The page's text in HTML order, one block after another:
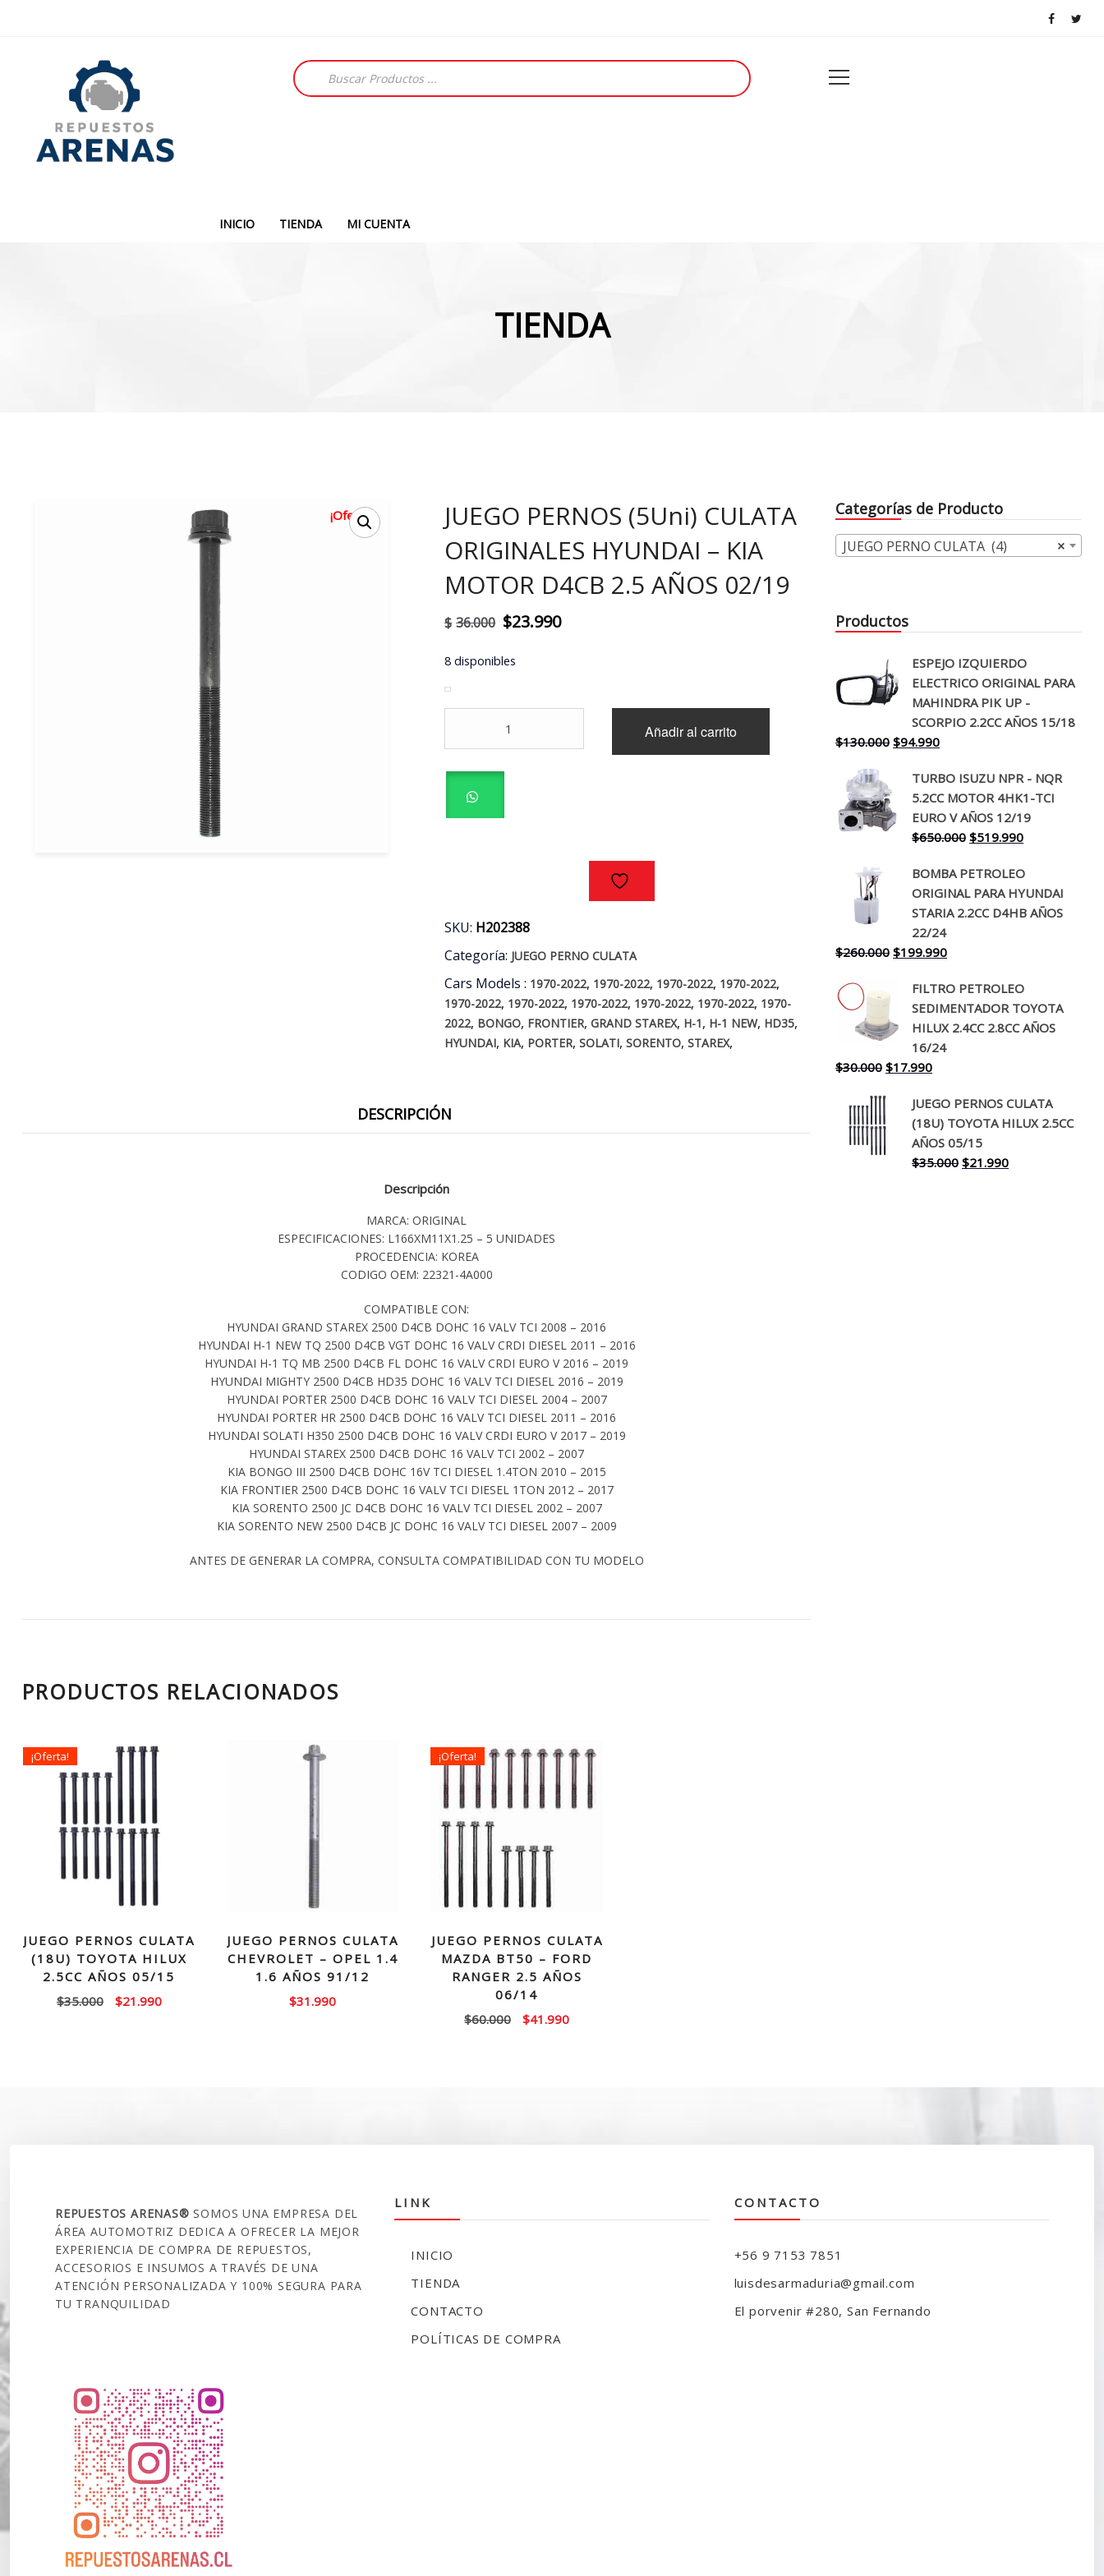
Búsqueda
de
productos
INICIO TIENDA MI CUENTA
TIENDA
¡Oferta!
JUEGO PERNOS (5Uni) CULATA
ORIGINALES HYUNDAI – KIA
MOTOR D4CB 2.5 AÑOS 02/19
$ 36.000 El
$36.000.
$23.990El
8 disponibles
(5Uni)
CULATA
HYUNDAI
-
02/19
Añadir al carrito
SKU: H202388
Categoría: JUEGO PERNO CULATA
Cars Models : 1970-2022, 1970-2022, 1970-2022, 1970-2022,
1970-2022, 1970-2022, 1970-2022, 1970-2022, 1970-2022, 1970-
2022, BONGO, FRONTIER,GRAND STAREX, H-1, H-1 NEW, HD35,
HYUNDAI, KIA, PORTER,SOLATI,SORENTO,STAREX,
DESCRIPCIÓN
Descripción
MARCA: ORIGINAL
ESPECIFICACIONES: L166XM11X1.25 – 5 UNIDADES
PROCEDENCIA: KOREA
CODIGO OEM: 22321-4A000
COMPATIBLE CON:
HYUNDAI GRAND STAREX 2500 D4CB DOHC 16 VALV TCI 2008 – 2016
HYUNDAI H-1 NEW TQ 2500 D4CB VGT DOHC 16 VALV CRDI DIESEL 2011 – 2016
HYUNDAI H-1 TQ MB 2500 D4CB FL DOHC 16 VALV CRDI EURO V 2016 – 2019
HYUNDAI MIGHTY 2500 D4CB HD35 DOHC 16 VALV TCI DIESEL 2016 – 2019
HYUNDAI PORTER 2500 D4CB DOHC 16 VALV TCI DIESEL 2004 – 2007
HYUNDAI PORTER HR 2500 D4CB DOHC 16 VALV TCI DIESEL 2011 – 2016
HYUNDAI SOLATI H350 2500 D4CB DOHC 16 VALV CRDI EURO V 2017 – 2019
HYUNDAI STAREX 2500 D4CB DOHC 16 VALV TCI 2002 – 2007
KIA BONGO III 2500 D4CB DOHC 16V TCI DIESEL 1.4TON 2010 – 2015
KIA FRONTIER 2500 D4CB DOHC 16 VALV TCI DIESEL 1TON 2012 – 2017
KIA SORENTO 2500 JC D4CB DOHC 16 VALV TCI DIESEL 2002 – 2007
KIA SORENTO NEW 2500 D4CB JC DOHC 16 VALV TCI DIESEL 2007 – 2009
ANTES DE GENERAR LA COMPRA, CONSULTA COMPATIBILIDAD CON TU MODELO
PRODUCTOS RELACIONADOS
¡Oferta!
JUEGO PERNOS CULATA
(18U) TOYOTA HILUX
2.5CC AÑOS 05/15
$35.000
El
$21.990El
JUEGO PERNOS CULATA
CHEVROLET – OPEL 1.4
1.6 AÑOS 91/12
$31.990
¡Oferta!
JUEGO PERNOS CULATA
MAZDA BT50 – FORD
RANGER 2.5 AÑOS
06/14
$60.000
El
$41.990El
Categorías de Producto
×
JUEGO PERNO CULATA (4)
Productos
ESPEJO IZQUIERDO
ELECTRICO ORIGINAL PARA
MAHINDRA PIK UP -
SCORPIO 2.2CC AÑOS 15/18
$130.000 El
original
era:
$130.000.
$94.990El
actual
es:
$94.990.
TURBO ISUZU NPR - NQR
5.2CC MOTOR 4HK1-TCI
EURO V AÑOS 12/19
$650.000 El
original
era:
$650.000.
$519.990El
actual
es:
$519.990.
BOMBA PETROLEO
ORIGINAL PARA HYUNDAI
STARIA 2.2CC D4HB AÑOS
22/24
$260.000 El
original
era:
$260.000.
$199.990El
actual
es:
$199.990.
FILTRO PETROLEO
SEDIMENTADOR TOYOTA
HILUX 2.4CC 2.8CC AÑOS
16/24
$30.000 El
original
era:
$30.000.
$17.990El
actual
es:
$17.990.
JUEGO PERNOS CULATA
(18U) TOYOTA HILUX 2.5CC
AÑOS 05/15
$35.000 El
$21.990El
REPUESTOS ARENAS®SOMOS UNA EMPRESA DEL
ÁREA AUTOMOTRIZ DEDICA A OFRECER LA MEJOR
EXPERIENCIA DE COMPRA DE REPUESTOS,
ACCESORIOS E INSUMOS A TRAVÉS DE UNA
ATENCIÓN PERSONALIZADA Y 100% SEGURA PARA
TU TRANQUILIDAD
LINK
INICIO
TIENDA
CONTACTO
POLÍTICAS DE COMPRA
CONTACTO
+56 9 7153 7851
luisdesarmaduria@gmail.com
El porvenir #280, San Fernando